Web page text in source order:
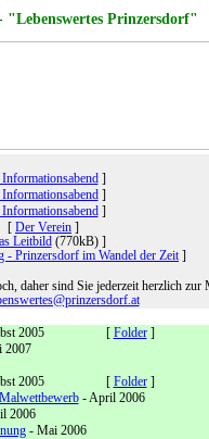
"Lebenswertes Prinzersdorf"
Informationsabend]
]
]
[ Der Verein ]
Leitbild(770kB) ]
- Prinzersdorf im Wandel der Zeit]
daher sind Sie jederzeit herzlich zur
2005 [ Folder]
2007
2005 [ Folder]
- April 2006
2006
- Mai 2006